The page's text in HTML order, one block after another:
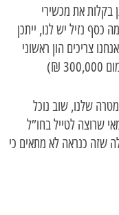
בקלות את מכשירי
נזיל יש לנו, ייתכן
צריכים הון ראשוני
₪)
שלנו, שוב נוכל
שרוצה לטייל בחו”ל
שזה כנראה לא מתאים כי